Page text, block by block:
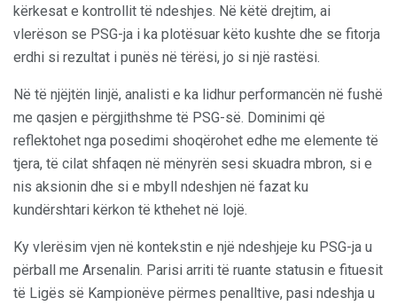
kërkesat e kontrollit të ndeshjes. Në këtë drejtim, ai
vlerëson se PSG-ja i ka plotësuar këto kushte dhe se fitorja
erdhi si rezultat i punës në tërësi, jo si një rastësi.
Në të njëjtën linjë, analisti e ka lidhur performancën në fushë
me qasjen e përgjithshme të PSG-së. Dominimi që
reflektohet nga posedimi shoqërohet edhe me elemente të
tjera, të cilat shfaqen në mënyrën sesi skuadra mbron, si e
nis aksionin dhe si e mbyll ndeshjen në fazat ku
kundërshtari kërkon të kthehet në lojë.
Ky vlerësim vjen në kontekstin e një ndeshjeje ku PSG-ja u
përball me Arsenalin. Parisi arriti të ruante statusin e fituesit
të Ligës së Kampionëve përmes penalltive, pasi ndeshja u